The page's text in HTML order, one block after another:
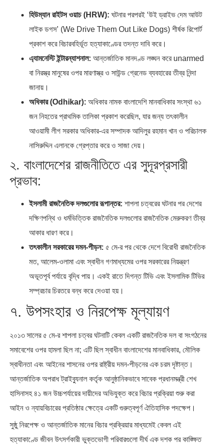
হিউম্যান রাইটস ওয়াচ (HRW): ঘটনার পরপরই ‘উই ড্রাইভ দেম আউট
লাইক ডগস’ (We Drive Them Out Like Dogs) শীর্ষক রিপোর্ট
প্রকাশ করে বিচারবহির্ভূত হত্যাকাণ্ডের তদন্ত দাবি করে।
এ্যামনেস্টি ইন্টারন্যাশনাল: আন্তর্জাতিক মানদণ্ড লঙ্ঘন করে unarmed
বা নিরস্ত্র মানুষের ওপর মারণাস্ত্র ও সাউন্ড গ্রেনেড ব্যবহারের তীব্র নিন্দা
জানায়।
অধিকার (Odhikar): অধিকার নামক বাংলাদেশি মানবাধিকার সংস্থা ৬১
জন নিহতের প্রাথমিক তালিকা প্রকাশ করেছিল, যার জন্য তৎকালীন
আওয়ামী লীগ সরকার অধিকার-এর সম্পাদক আদিলুর রহমান খান ও পরিচালক
নাসিরুদ্দিন এলানকে গ্রেপ্তার করে ও সাজা দেয়।
২. বাংলাদেশের রাজনীতিতে এর সুদূরপ্রসারী
প্রভাব:
ইসলামী রাজনৈতিক দলগুলোর রূপান্তর: শাপলা চত্বরের ঘটনার পর দেশের
দক্ষিণপন্থি ও ধর্মভিত্তিক রাজনৈতিক দলগুলোর রাজনৈতিক মেরুকরণ তীব্র
আকার ধারণ করে।
তৎকালীন সরকারের দমন-পীড়ন: ৫ মে-র পর থেকে দেশে বিরোধী রাজনৈতিক
মত, আলেম-ওলামা এবং স্বাধীন গণমাধ্যমের ওপর সরকারের নিয়ন্ত্রণ
অভূতপূর্ব পর্যায়ে বৃদ্ধি পায়। একই রাতে দিগন্ত টিভি এবং ইসলামিক টিভির
সম্প্রচার চিরতরে বন্ধ করে দেওয়া হয়।
৭. উপসংহার ও নিরপেক্ষ মূল্যায়ণ
২০১৩ সালের ৫ মে-র শাপলা চত্বর ঘটনাটি কেবল একটি রাজনৈতিক দল বা সংগঠনের
সমাবেশের ওপর হামলা ছিল না; এটি ছিল স্বাধীন বাংলাদেশের মানবাধিকার, মৌলিক
স্বাধীনতা এবং আইনের শাসনের ওপর রাষ্ট্রীয় দমন-পীড়নের এক চরম দৃষ্টান্ত।
আন্তর্জাতিক অপরাধ ট্রাইব্যুনাল কর্তৃক আনুষ্ঠানিকভাবে সাবেক প্রধানমন্ত্রী শেখ
হাসিনাসহ ৪১ জন উচ্চপর্যায়ের দায়ীদের অভিযুক্ত করে বিচার প্রক্রিয়া শুরু করা
আইন ও ন্যায়বিচারের প্রতিষ্ঠার ক্ষেত্রে একটি গুরুত্বপূর্ণ ঐতিহাসিক পদক্ষেপ।
সুষ্ঠু নিরপেক্ষ ও আন্তর্জাতিক মানের বিচার প্রক্রিয়ার মাধ্যমেই কেবল এই
হত্যাকাণ্ডে জীবন উৎসর্গকারী ভুক্তভোগী পরিবারগুলো দীর্ঘ এক দশক পর কাঙ্ক্ষিত